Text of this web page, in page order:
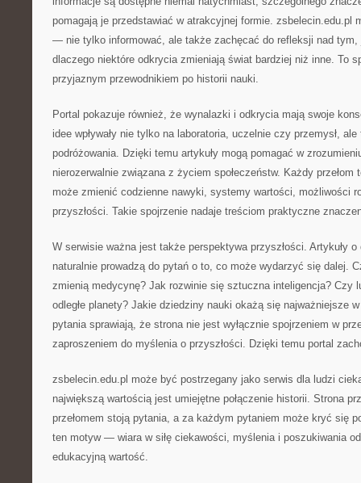
pomagają je przedstawiać w atrakcyjnej formie. zsbelecin.edu.pl
— nie tylko informować, ale także zachęcać do refleksji nad tym,
dlaczego niektóre odkrycia zmieniają świat bardziej niż inne. To
przyjaznym przewodnikiem po historii nauki.
Portal pokazuje również, że wynalazki i odkrycia mają swoje
idee wpływały nie tylko na laboratoria, uczelnie czy przemysł,
podróżowania. Dzięki temu artykuły mogą pomagać w
nierozerwalnie związana z życiem społeczeństw. Każdy
może zmienić codzienne nawyki, systemy wartości, możliwości
przyszłości. Takie spojrzenie nadaje treściom praktyczne
W serwisie ważna jest także perspektywa przyszłości. Artykuły
naturalnie prowadzą do pytań o to, co może wydarzyć się dalej.
zmienią medycynę? Jak rozwinie się sztuczna inteligencja? Czy
odległe planety? Jakie dziedziny nauki okażą się najważniejsze
pytania sprawiają, że strona nie jest wyłącznie spojrzeniem w
zaproszeniem do myślenia o przyszłości. Dzięki temu portal
zsbelecin.edu.pl może być postrzegany jako serwis dla ludzi
największą wartością jest umiejętne połączenie historii. Strona
przełomem stoją pytania, a za każdym pytaniem może kryć się
ten motyw — wiara w siłę ciekawości, myślenia i poszukiwania
edukacyjną wartość.